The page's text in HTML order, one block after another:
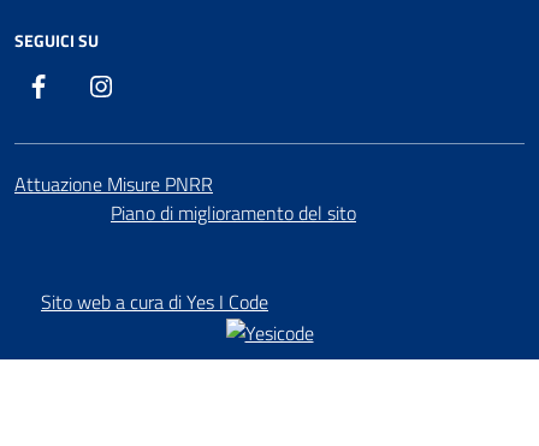
SEGUICI SU
Facebook
Attuazione Misure PNRR
Piano di miglioramento del sito
Sito web a cura di Yes I Code